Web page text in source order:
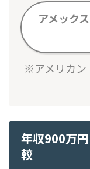
アメック
※アメリカン
年収900万
較